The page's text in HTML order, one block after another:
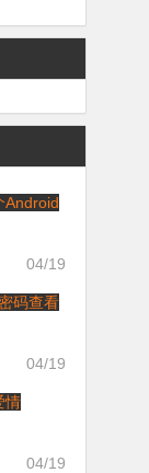
Android
04/19
码查看
04/19
情
04/19